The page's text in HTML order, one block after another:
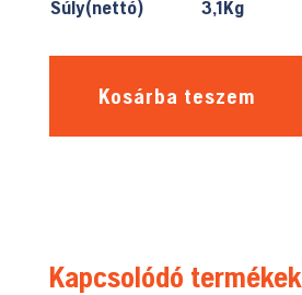
Súly(nettó)
3,1Kg
Kosárba teszem
Kapcsolódó termékek